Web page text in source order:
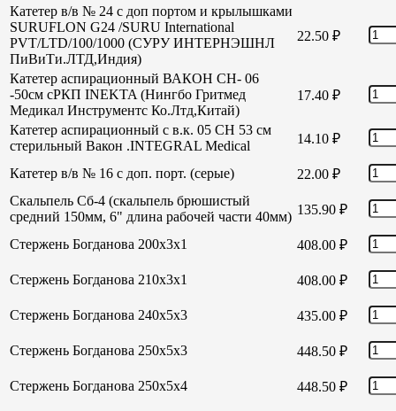
Катетер в/в № 24 с доп портом и крылышками
SURUFLON G24 /SURU International
PVT/LTD/100/1000 (СУРУ ИНТЕРНЭШНЛ
ПиВиТи.ЛТД,Индия)
22.50 ₽
Катетер аспирационный ВАКОН СН- 06
-50см сРКП INEKTA (Нингбо Гритмед
Медикал Инструментс Ко.Лтд,Китай)
17.40 ₽
Катетер аспирационный с в.к. 05 СН 53 см
стерильный Вакон .INTEGRAL Medical
14.10 ₽
Катетер в/в № 16 с доп. порт. (серые) 22.00 ₽
Скальпель Сб-4 (скальпель брюшистый
средний 150мм, 6" длина рабочей части 40мм) 135.90 ₽
Стержень Богданова 200х3х1 408.00 ₽
Стержень Богданова 210х3х1 408.00 ₽
Стержень Богданова 240х5х3 435.00 ₽
Стержень Богданова 250х5х3 448.50 ₽
Стержень Богданова 250х5х4 448.50 ₽